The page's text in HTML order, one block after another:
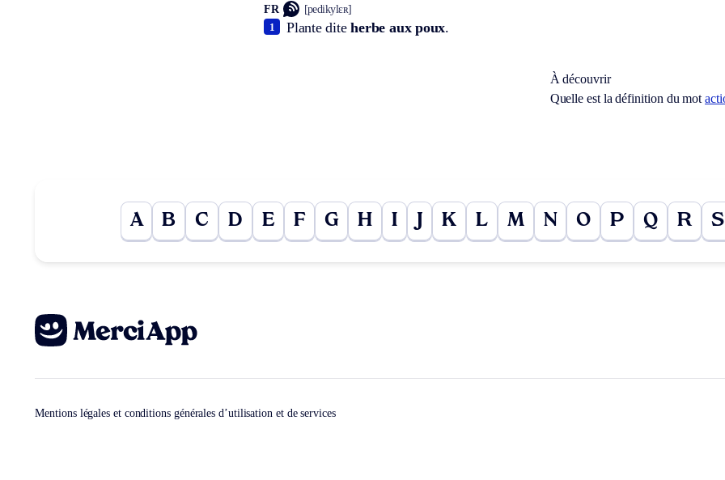
FR [pedikylɛʀ]
Plante diteherbe aux poux.
1
À découvrir
Quelle est la définition du mot
A B C D E F G H I J K L M N O P Q R S
Mentions légales et conditions générales d’utilisation et de services